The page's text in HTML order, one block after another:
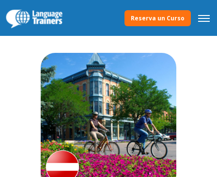
Reserva un Curso